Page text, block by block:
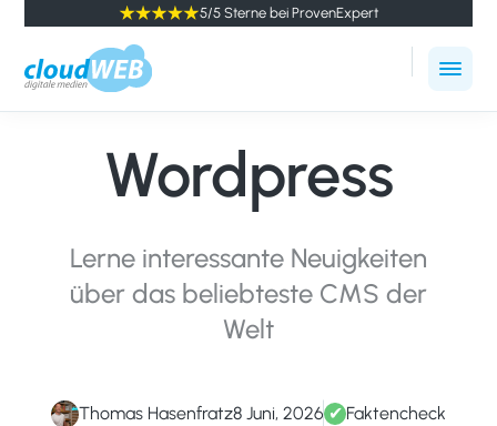
5/5 Sterne bei ProvenExpert
Wordpress
Lerne interessante Neuigkeiten
über das beliebteste CMS der
Welt
Thomas Hasenfratz8 Juni, 2026 ✔ Faktencheck